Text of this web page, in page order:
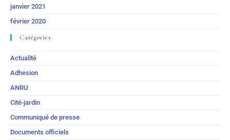
janvier 2021
février 2020
Catégories
Actualité
Adhesion
ANRU
Cité-jardin
Communiqué de presse
Documents officiels